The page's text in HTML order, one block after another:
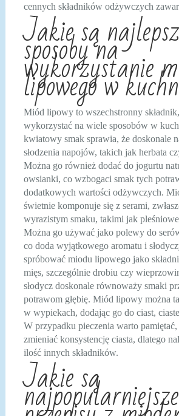
cennych składników odżywczych
Jakie są
sposoby na
wykorzystanie
lipowego w
Miód lipowy to wszechstronny
wykorzystać na wiele sposobów w
kwiatowy smak sprawia, że doskonale
słodzenia napojów, takich jak herbata
Można go również dodać do jogurtu
owsianki, co wzbogaci smak tych
dodatkowych wartości odżywczych.
świetnie komponuje się z serami,
wyrazistym smaku, takimi jak
Można go używać jako polewy do
co doda wyjątkowego aromatu i
spróbować miodu lipowego jako
mięs, szczególnie drobiu czy
słodycz doskonale równoważy smaki
potrawom głębię. Miód lipowy można
w wypiekach, dodając go do ciast,
W przypadku pieczenia warto
zmieniać konsystencję ciasta, dlatego
ilość innych składników.
Jakie są
najpopularniejsze